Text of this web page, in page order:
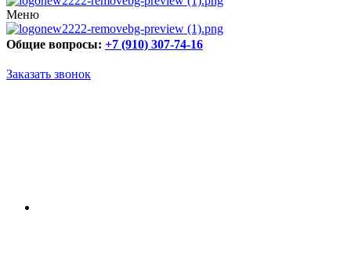
Меню
Общие вопросы: +7 (910) 307-74-16
Заказать звонок